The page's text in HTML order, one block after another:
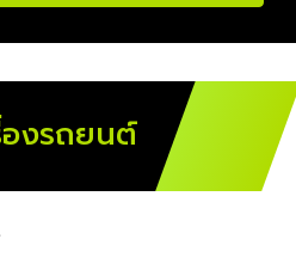
องรถยนต์